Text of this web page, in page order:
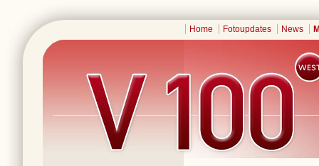
Home Fotoupdates News